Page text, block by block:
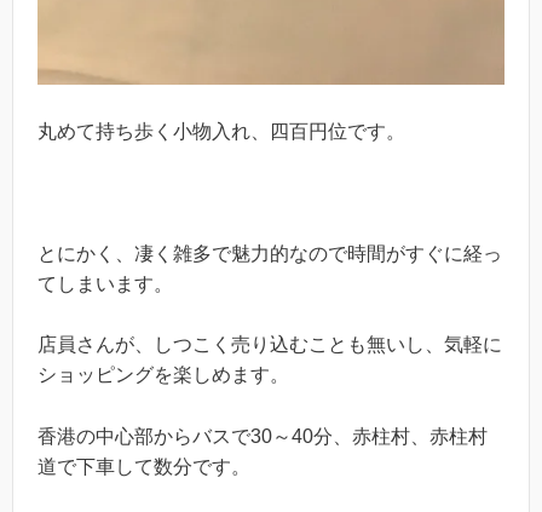
丸めて持ち歩く小物入れ、四百円位です。
とにかく、凄く雑多で魅力的なので時間がすぐに経っ
てしまいます。
店員さんが、しつこく売り込むことも無いし、気軽に
ショッピングを楽しめます。
香港の中心部からバスで30～40分、赤柱村、赤柱村
道で下車して数分です。